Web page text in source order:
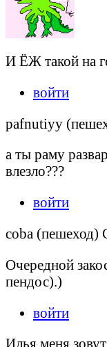
И ЁЖ такой на
войти
pafnutiyy
а ты раму
влезло???
войти
coba (пешеход)
Очередной
пендос).)
войти
Илья меня